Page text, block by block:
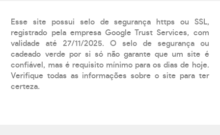
Esse site possui selo de segurança https ou SSL,
registrado pela empresa Google Trust Services, com
validade até 27/11/2025. O selo de segurança ou
cadeado verde por si só não garante que um site é
confiável, mas é requisito mínimo para os dias de hoje.
Verifique todas as informações sobre o site para ter
certeza.